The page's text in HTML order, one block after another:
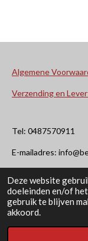
Deze website
doeleinden en/of
gebruik te blijven
akkoord.
Algemene
Verzending en
Tel: 0487570911
E-mailadres:
Rooysestraat 4
6621AM Dreumel
© 2020 - 2026